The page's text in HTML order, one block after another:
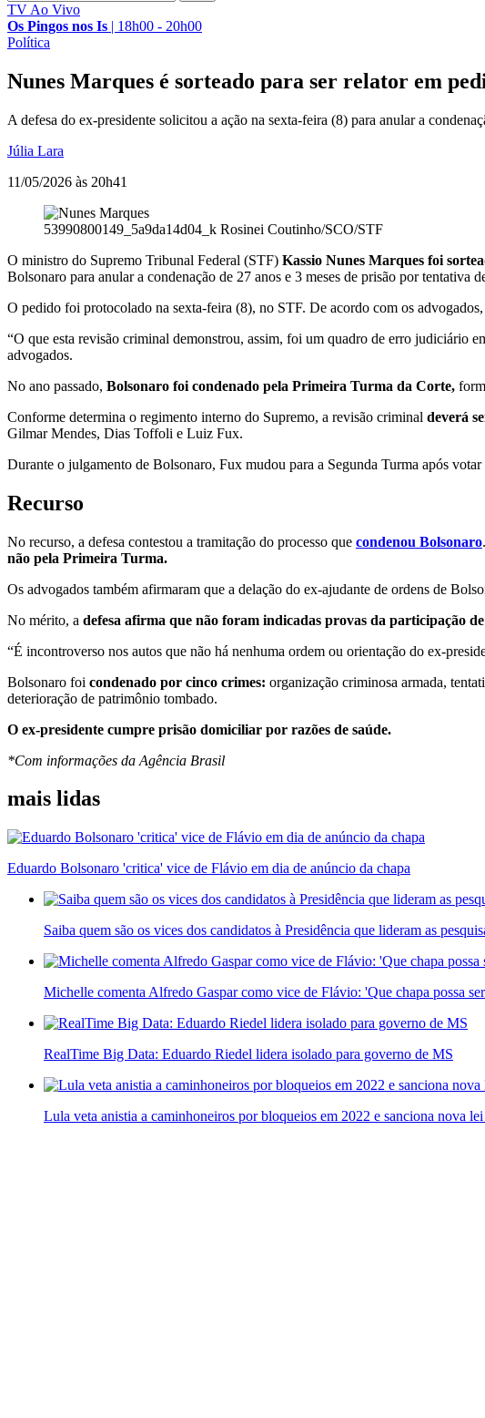
TV Ao Vivo
Os Pingos nos Is | 18h00 - 20h00
Política
Nunes Marques é sorteado para ser relator em
A defesa do ex-presidente solicitou a ação na sexta-feira (8) para anular a
Júlia Lara
11/05/2026 às 20h41
53990800149_5a9da14d04_k Rosinei Coutinho/SCO/STF
O ministro do Supremo Tribunal Federal (STF) Kassio Nunes Marques foi
Bolsonaro para anular a condenação de 27 anos e 3 meses de prisão por tentativa
O pedido foi protocolado na sexta-feira (8), no STF. De acordo com os
“O que esta revisão criminal demonstrou, assim, foi um quadro de erro judiciário
advogados.
No ano passado, Bolsonaro foi condenado pela Primeira Turma da Corte,
Conforme determina o regimento interno do Supremo, a revisão criminal deverá
Gilmar Mendes, Dias Toffoli e Luiz Fux.
Durante o julgamento de Bolsonaro, Fux mudou para a Segunda Turma após
Recurso
No recurso, a defesa contestou a tramitação do processo que condenou Bolsonaro
não pela Primeira Turma.
Os advogados também afirmaram que a delação do ex-ajudante de ordens de
No mérito, a defesa afirma que não foram indicadas provas da participação
“É incontroverso nos autos que não há nenhuma ordem ou orientação do ex-
Bolsonaro foi condenado por cinco crimes: organização criminosa armada,
deterioração de patrimônio tombado.
O ex-presidente cumpre prisão domiciliar por razões de saúde.
*Com informações da Agência Brasil
mais lidas
Eduardo Bolsonaro 'critica' vice de Flávio em dia de anúncio da chapa
Saiba quem são os vices dos candidatos à Presidência que lideram as
Michelle comenta Alfredo Gaspar como vice de Flávio: 'Que chapa possa
RealTime Big Data: Eduardo Riedel lidera isolado para governo de MS
Lula veta anistia a caminhoneiros por bloqueios em 2022 e sanciona nova